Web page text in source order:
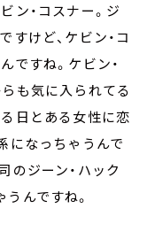
ン・コスナー。ジ
すけど、ケビン・コ
ですね。ケビン・
も気に入られてる
日とある女性に恋
になっちゃうんで
のジーン・ハック
んですね。